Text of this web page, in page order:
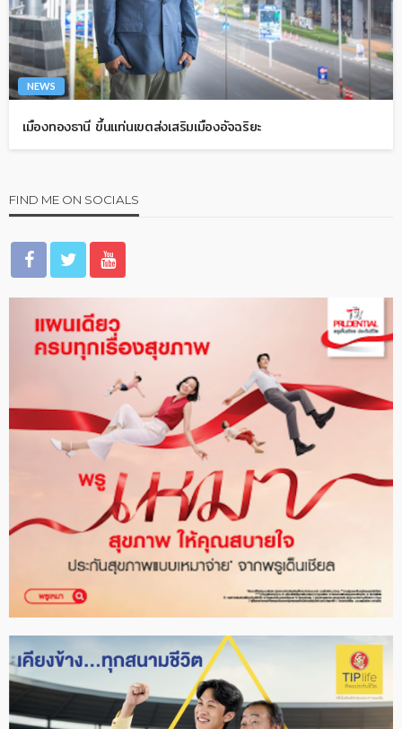
NEWS
เมืองทองธานี ขึ้นแท่นเขตส่งเสริมเมืองอัจฉริยะ
FIND ME ON SOCIALS